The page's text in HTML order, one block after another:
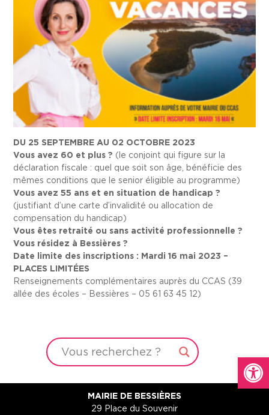
Ouvrir
DU 25 SEPTEMBRE AU 02 OCTOBRE 2023
Vous avez 60 et plus ? (le conjoint qui figure sur la
déclaration fiscale : quel que soit son âge, bénéficie des
mêmes conditions que le senior éligible au programme)
Vous avez 55 ans et en situation de handicap ?
(justifiant d’une carte d’invalidité ou allocation de
compensation du handicap)
Vous êtes retraité ou sans activité professionnelle ?
Vous résidez à Bessières ?
Date limite des inscriptions : Mardi 16 mai 2023 –
PLACES LIMITÉES
Renseignements complémentaires auprès du CCAS (39
allée des écoles – Bessières – 05 61 63 45 12)
MAIRIE DE BESSIÈRES
29 Place du Souvenir